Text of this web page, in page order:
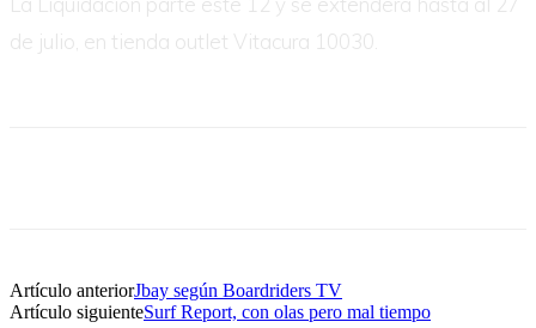
de julio, en tienda outlet Vitacura 10030.
Artículo anteriorJbay según Boardriders TV
Artículo siguienteSurf Report, con olas pero mal tiempo